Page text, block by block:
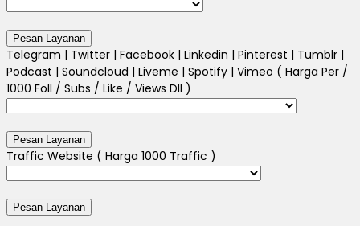
Telegram | Twitter | Facebook | Linkedin | Pinterest | Tumblr |
Podcast | Soundcloud | Liveme | Spotify | Vimeo ( Harga Per /
1000 Foll / Subs / Like / Views Dll )
Traffic Website ( Harga 1000 Traffic )